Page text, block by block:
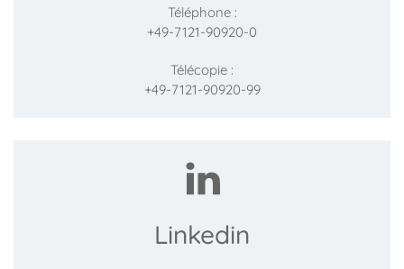
Téléphone :
+49-7121-90920-0
Télécopie :
+49-7121-90920-99
Linkedin